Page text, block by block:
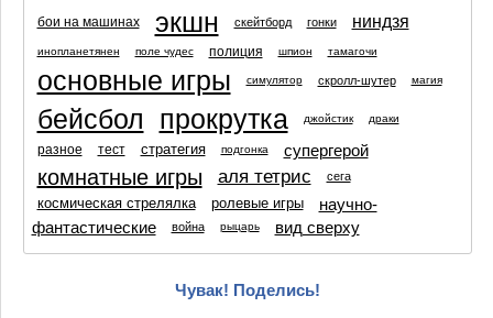
бои на машинах экшн скейтборд гонки ниндзя
инопланетянен поле чудес полиция шпион тамагочи
основные игры симулятор скролл-шутер магия
бейсбол прокрутка джойстик драки
разное тест стратегия подгонка супергерой
комнатные игры аля тетрис сега
космическая стрелялка ролевые игры
научно-
фантастические
война рыцарь вид сверху
Чувак! Поделись!